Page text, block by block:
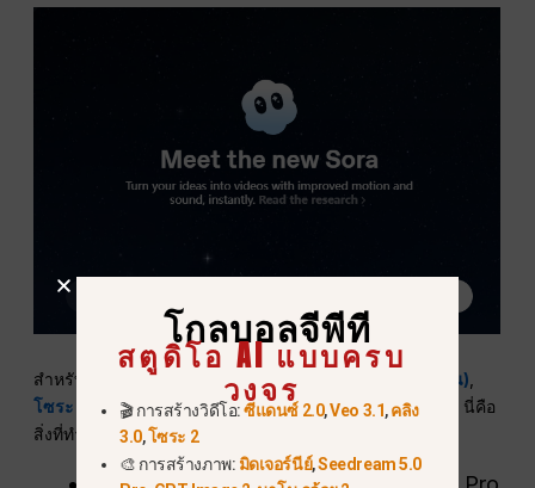
สำหรับผู้ที่มี สมัครสมาชิกแล้วChatGPT Pro ($200/เดือน)
โซระ 2 โปรให้เวอร์ชันทดลองที่มีคุณภาพสูงกว่าของโมเดล นี่คือ
สิ่งที่ทำให้มันแตกต่าง:
โกลบอลจีพีที
สตูดิโอ AI แบบครบ
วงจร
🎬 การสร้างวิดีโอ:ซีแดนซ์ 2.0,Veo 3.1,คลิง
3.0,โซระ 2
🎨 การสร้างภาพ: มิดเจอร์นีย์,Seedream 5.0